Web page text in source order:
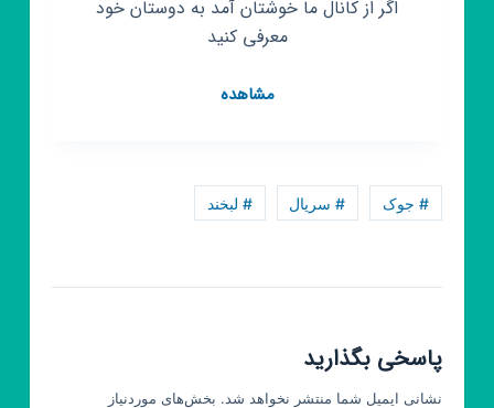
اگر از کانال ما خوشتان آمد به دوستان خود
معرفی کنید
مشاهدهکانال
و
جوک
# جوک # سریال # لبخند
پاسخی بگذارید
نشانی ایمیل شما منتشر نخواهد شد. بخش‌های موردنیاز